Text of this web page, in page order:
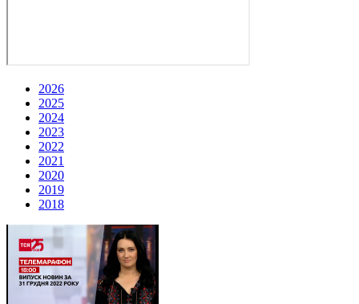
2026
2025
2024
2023
2022
2021
2020
2019
2018